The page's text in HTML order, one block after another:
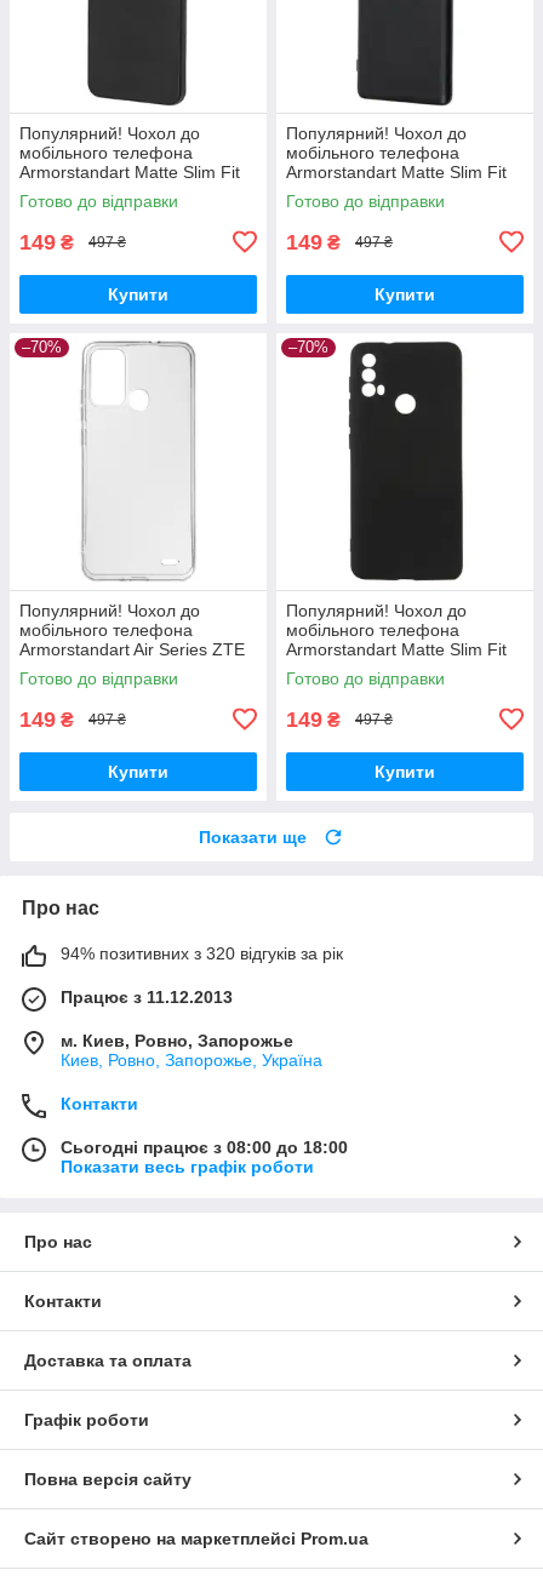
Популярний! Чохол до
мобільного телефона
Armorstandart Matte Slim Fit
Honor X8a Camera cover
Black (ARM69397) - Краща
Готово до відправки
149 ₴ 497 ₴
Купити
Популярний! Чохол до
мобільного телефона
Armorstandart Matte Slim Fit
Honor Magic5 Lite Camera
cover Black (ARM69395) -
Готово до відправки
149 ₴ 497 ₴
Купити
–70%
Популярний! Чохол до
мобільного телефона
Armorstandart Air Series ZTE
Blade A52 Transparent
(ARM63123) - Краща якість
Готово до відправки
149 ₴ 497 ₴
Купити
–70%
Популярний! Чохол до
мобільного телефона
Armorstandart Matte Slim Fit
Motorola E40 Camera cover
Black (ARM63050) - Краща
Готово до відправки
149 ₴ 497 ₴
Купити
Показати ще
Про нас
94% позитивних з 320 відгуків за рік
Працює з 11.12.2013
м. Киев, Ровно, Запорожье
Киев, Ровно, Запорожье, Україна
Контакти
Сьогодні працює з 08:00 до 18:00
Показати весь графік роботи
Про нас
Контакти
Доставка та оплата
Графік роботи
Повна версія сайту
Сайт створено на маркетплейсі Prom.ua